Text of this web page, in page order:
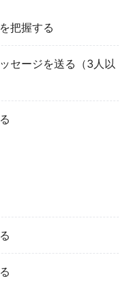
把握する
セージを送る（3人以